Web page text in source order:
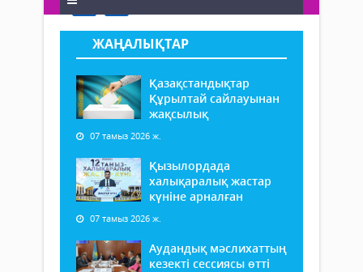
ЖАҢАЛЫҚТАР
Қазақстандықтар
Құрылтай сайлауынан
жақсылық
07 тамыз 2026 ж.
Қызылордада
халықаралық жастар
күніне арналған
07 тамыз 2026 ж.
Аудандық мәслихаттың
кезекті сессиясы өтті